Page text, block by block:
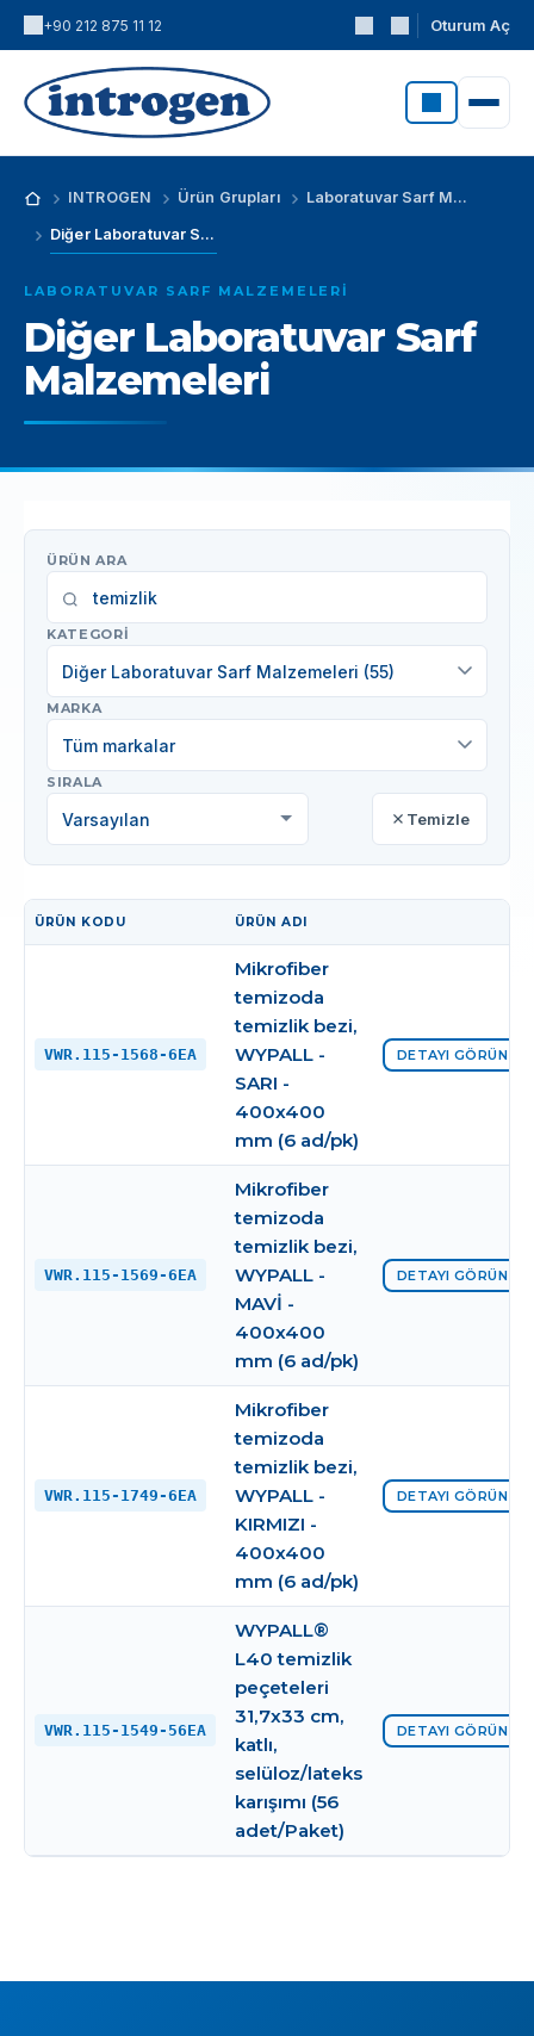
+90 212 875 11 12 Oturum Aç
INTROGEN Ürün Grupları Laboratuvar Sarf Malzemeleri
Diğer Laboratuvar Sarf Malzemeleri
LABORATUVAR SARF MALZEMELERI
Diğer Laboratuvar Sarf
Malzemeleri
ÜRÜN ARA
KATEGORI
Diğer Laboratuvar Sarf Malzemeleri (55)
MARKA
Tüm markalar
SIRALA
Temizle
ÜRÜN KODU ÜRÜN ADI
VWR.115-1568-6EA
Mikrofiber
temizoda
temizlik bezi,
WYPALL -
SARI -
400x400
mm (6 ad/pk)
DETAYI
VWR.115-1569-6EA
Mikrofiber
temizoda
temizlik bezi,
WYPALL -
MAVİ -
400x400
mm (6 ad/pk)
DETAYI
VWR.115-1749-6EA
Mikrofiber
temizoda
temizlik bezi,
WYPALL -
KIRMIZI -
400x400
mm (6 ad/pk)
DETAYI
VWR.115-1549-56EA
WYPALL®
L40 temizlik
peçeteleri
31,7x33 cm,
katlı,
selüloz/lateks
karışımı (56
adet/Paket)
DETAYI